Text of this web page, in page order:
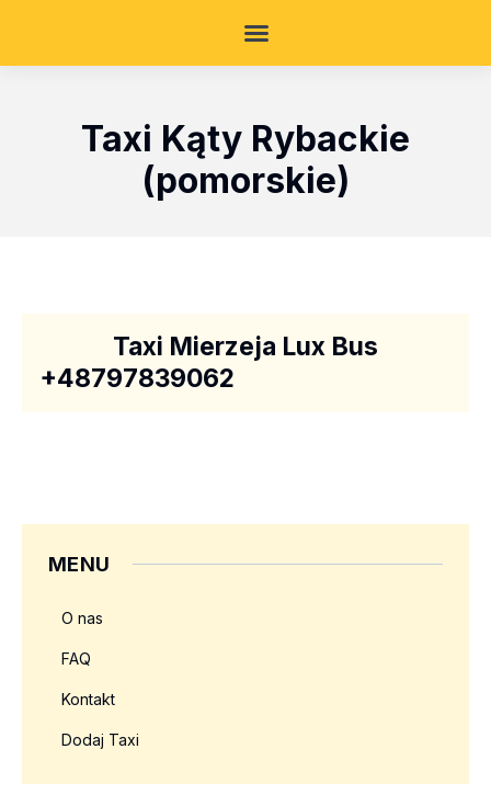
Taxi Kąty Rybackie
(pomorskie)
Taxi Mierzeja Lux Bus
+48797839062
MENU
O nas
FAQ
Kontakt
Dodaj Taxi